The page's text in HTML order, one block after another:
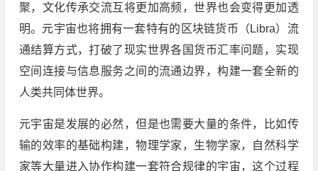
聚，文化传承交流互将更加高频，世界也会变得更加透
明。元宇宙也将拥有一套特有的区块链货币（Libra）流
通结算方式，打破了现实世界各国货币汇率问题，实现
空间连接与信息服务之间的流通边界，构建一套全新的
人类共同体世界。
元宇宙是发展的必然，但是也需要大量的条件，比如传
输的效率的基础构建，物理学家，生物学家，自然科学
家等大量进入协作构建一套符合规律的宇宙，这个过程